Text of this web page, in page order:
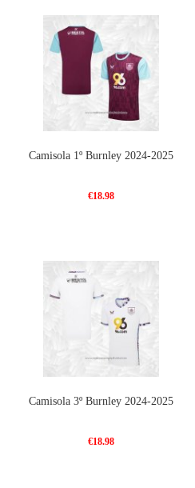
Camisola 1º Burnley 2024-2025
€18.98
Camisola 3º Burnley 2024-2025
€18.98